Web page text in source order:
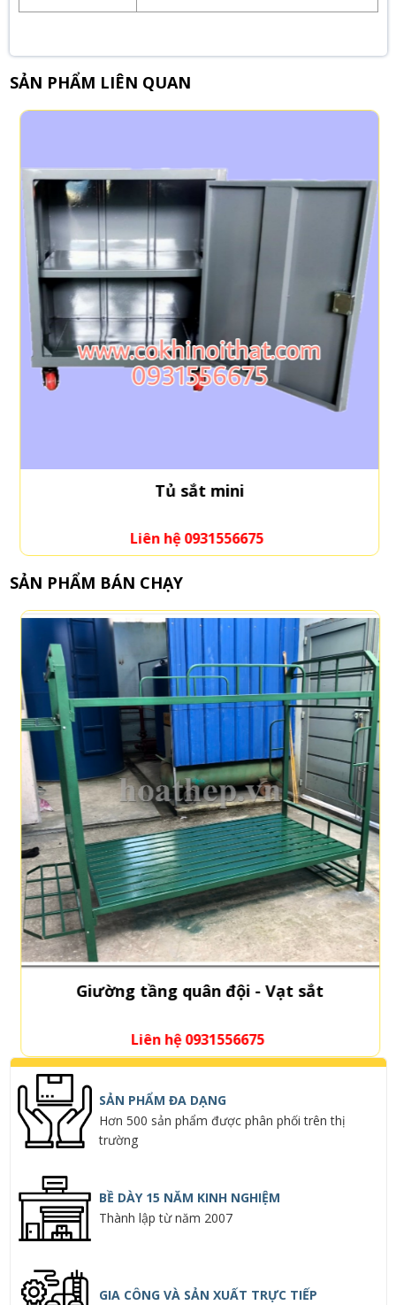
SẢN PHẨM LIÊN QUAN
Tủ sắt mini
Liên hệ 0931556675
SẢN PHẨM BÁN CHẠY
Giường tầng quân đội - Vạt sắt
Liên hệ 0931556675
SẢN PHẨM ĐA DẠNG
Hơn 500 sản phẩm được phân phối trên thị
trường
BỀ DÀY 15 NĂM KINH NGHIỆM
Thành lập từ năm 2007
GIA CÔNG VÀ SẢN XUẤT TRỰC TIẾP